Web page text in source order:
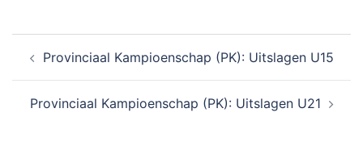
Provinciaal Kampioenschap (PK): Uitslagen U15
Provinciaal Kampioenschap (PK): Uitslagen U21